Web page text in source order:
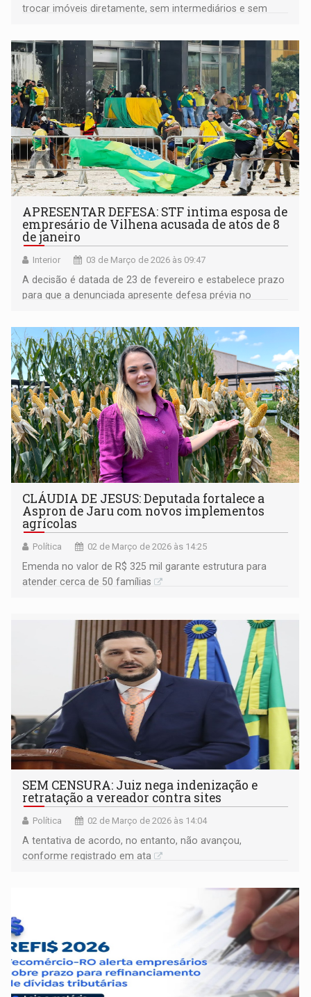
trocar imóveis diretamente, sem intermediários e sem
APRESENTAR DEFESA: STF intima esposa de
empresário de Vilhena acusada de atos de 8
de janeiro
Interior 03 de Março de 2026 às 09:47
A decisão é datada de 23 de fevereiro e estabelece prazo
para que a denunciada apresente defesa prévia no
ataques às sedes dos Três Poderes
CLÁUDIA DE JESUS: Deputada fortalece a
Aspron de Jaru com novos implementos
agrícolas
Política 02 de Março de 2026 às 14:25
Emenda no valor de R$ 325 mil garante estrutura para
atender cerca de 50 famílias
SEM CENSURA: Juiz nega indenização e
retratação a vereador contra sites
Política 02 de Março de 2026 às 14:04
A tentativa de acordo, no entanto, não avançou,
conforme registrado em ata